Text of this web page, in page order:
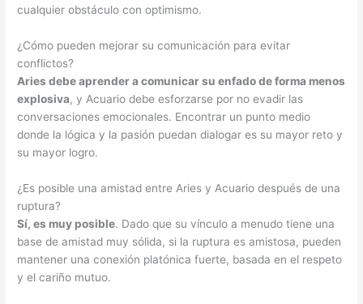
cualquier obstáculo con optimismo.
¿Cómo pueden mejorar su comunicación para evitar
conflictos?
Aries debe aprender a comunicar su enfado de forma menos
explosiva, y Acuario debe esforzarse por no evadir las
conversaciones emocionales. Encontrar un punto medio
donde la lógica y la pasión puedan dialogar es su mayor reto y
su mayor logro.
¿Es posible una amistad entre Aries y Acuario después de una
ruptura?
Sí, es muy posible. Dado que su vínculo a menudo tiene una
base de amistad muy sólida, si la ruptura es amistosa, pueden
mantener una conexión platónica fuerte, basada en el respeto
y el cariño mutuo.